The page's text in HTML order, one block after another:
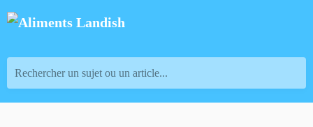
Rechercher un sujet ou un article...